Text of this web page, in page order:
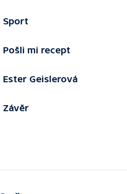
Sport
Pošli mi recept
Ester Geislerová
Závěr